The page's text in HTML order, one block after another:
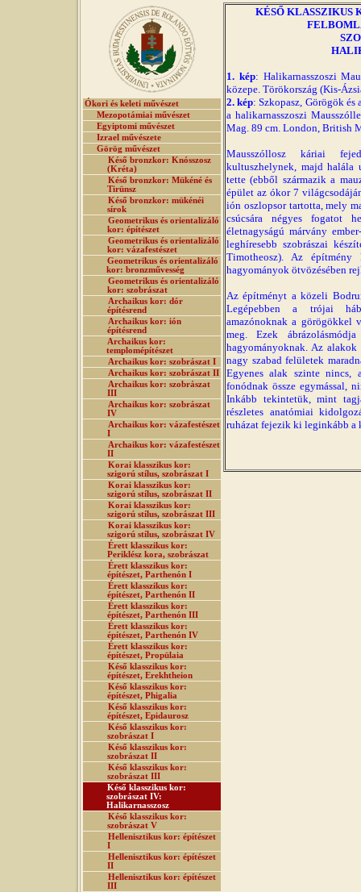
Ókori és keleti művészet
Mezopotámiai művészet
Egyiptomi művészet
Izrael művészete
Görög művészet
Késő bronzkor: Knósszosz
(Kréta)
Késő bronzkor: Mükéné és
Tirünsz
Késő bronzkor: mükénéi
sírok
Geometrikus és orientalizáló
kor: építészet
Geometrikus és orientalizáló
kor: vázafestészet
Geometrikus és orientalizáló
kor: bronzművesség
Geometrikus és orientalizáló
kor: szobrászat
Archaikus kor: dór
építésrend
Archaikus kor: ión
építésrend
Archaikus kor:
templomépítészet
Archaikus kor: szobrászat I
Archaikus kor: szobrászat II
Archaikus kor: szobrászat
III
Archaikus kor: szobrászat
IV
Archaikus kor: vázafestészet
I
Archaikus kor: vázafestészet
II
Korai klasszikus kor:
szigorú stílus, szobrászat I
Korai klasszikus kor:
szigorú stílus, szobrászat II
Korai klasszikus kor:
szigorú stílus, szobrászat III
Korai klasszikus kor:
szigorú stílus, szobrászat IV
Érett klasszikus kor:
Periklész kora, szobrászat
Érett klasszikus kor:
építészet, Parthenón I
Érett klasszikus kor:
építészet, Parthenón II
Érett klasszikus kor:
építészet, Parthenón III
Érett klasszikus kor:
építészet, Parthenón IV
Érett klasszikus kor:
építészet, Propülaia
Késő klasszikus kor:
építészet, Erekhtheion
Késő klasszikus kor:
építészet, Phigalia
Késő klasszikus kor:
építészet, Epidaurosz
Késő klasszikus kor:
szobrászat I
Késő klasszikus kor:
szobrászat II
Késő klasszikus kor:
szobrászat III
Késő klasszikus kor:
szobrászat IV:
Halikarnasszosz
Késő klasszikus kor:
szobrászat V
Hellenisztikus kor: építészet
I
Hellenisztikus kor: építészet
II
Hellenisztikus kor: építészet
III
KÉSŐ KLASSZIKUS
1. kép: Halikarnasszoszi
közepe. Törökország (Kis-
2. kép: Szkopasz, Görögök és
a halikarnasszoszi
Mag. 89 cm. London, British
Mausszóllosz káriai
kultuszhelynek, majd halála
tette (ebből származik a
épület az ókor 7
ión oszlopsor tartotta, mely
csúcsára négyes fogatot
életnagyságú márvány
leghíresebb szobrászai
Timotheosz). Az
hagyományok ötvözésében
Az építményt a közeli
Legépebben a trójai
amazónoknak a görögökkel
meg. Ezek
hagyományoknak. Az
nagy szabad felületek
Egyenes alak szinte nincs,
fonódnak össze egymással,
Inkább tekintetük, mint
részletes anatómiai
ruházat fejezik ki leginkább a